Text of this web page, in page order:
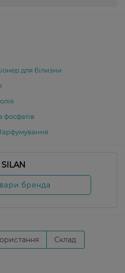
для білизни
фосфатів
SILAN
бренда
Склад